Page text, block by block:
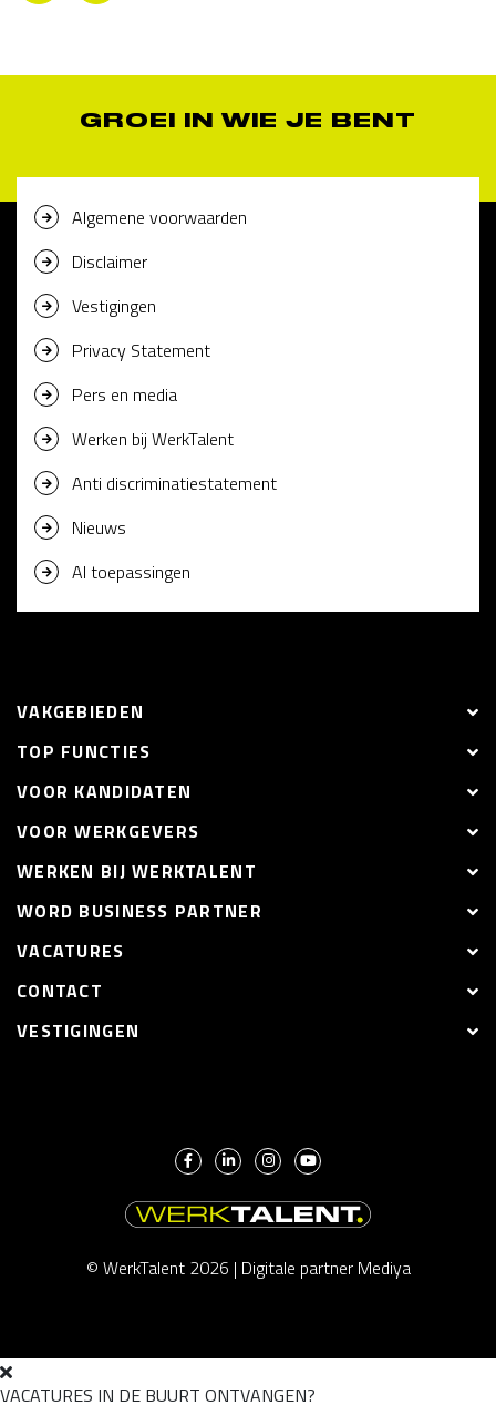
GROEI IN WIE JE BENT
Algemene voorwaarden
Disclaimer
Vestigingen
Privacy Statement
Pers en media
Werken bij WerkTalent
Anti discriminatiestatement
Nieuws
AI toepassingen
VAKGEBIEDEN
TOP FUNCTIES
VOOR KANDIDATEN
VOOR WERKGEVERS
WERKEN BIJ WERKTALENT
WORD BUSINESS PARTNER
VACATURES
CONTACT
VESTIGINGEN
© WerkTalent 2026 | Digitale partner Mediya
VACATURES IN DE BUURT ONTVANGEN?